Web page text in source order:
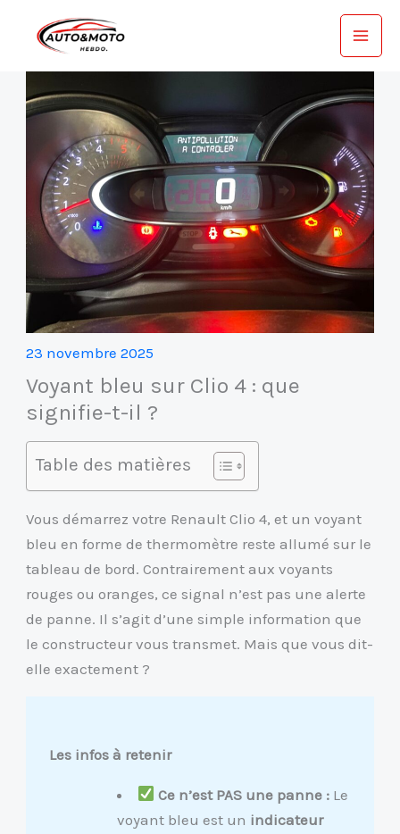
23 novembre 2025
Voyant bleu sur Clio 4 : que
signifie-t-il ?
Table des matières
Vous démarrez votre Renault Clio 4, et un voyant
bleu en forme de thermomètre reste allumé sur le
tableau de bord. Contrairement aux voyants
rouges ou oranges, ce signal n’est pas une alerte
de panne. Il s’agit d’une simple information que
le constructeur vous transmet. Mais que vous dit-
elle exactement ?
Les infos à retenir
Ce n’est PAS une panne : Le
voyant bleu est un indicateur